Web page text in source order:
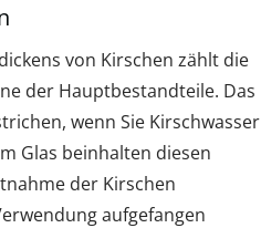
von Kirschen zählt die
der Hauptbestandteile. Das
wenn Sie Kirschwasser
Glas beinhalten diesen
der Kirschen
aufgefangen